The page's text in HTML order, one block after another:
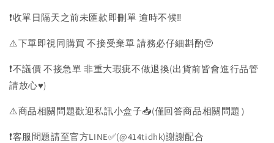
❗️收單日隔天之前未匯款即刪單 逾時不候‼️
⚠️下單即視同購買 不接受棄單 請務必仔細斟酌🥺
❗️不議價 不接急單 非重大瑕疵不做退換(出貨前皆會進行品管
請放心♥️)
⚠️商品相關問題歡迎私訊小盒子📥(僅回答商品相關問題）
❗️客服問題請至官方LINE✅(@414tidhk)謝謝配合